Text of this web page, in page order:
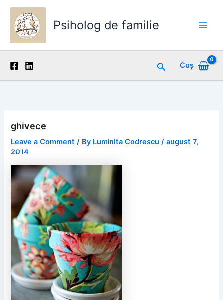
content
Psiholog de familie
SearchCoș
ghivece
Leave a Comment / By Luminita Codrescu/august 7,
2014